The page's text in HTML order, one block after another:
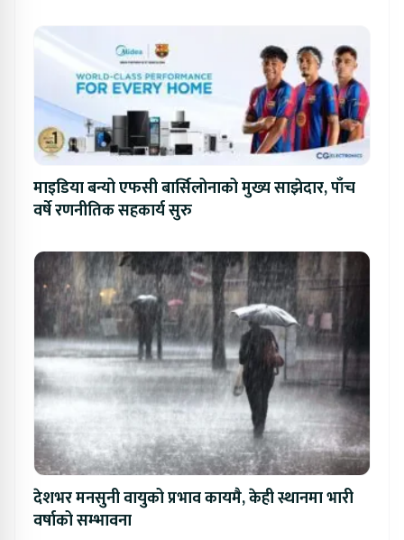
माइडिया बन्यो एफसी बार्सिलोनाको मुख्य साझेदार, पाँच
वर्षे रणनीतिक सहकार्य सुरु
देशभर मनसुनी वायुको प्रभाव कायमै, केही स्थानमा भारी
वर्षाको सम्भावना